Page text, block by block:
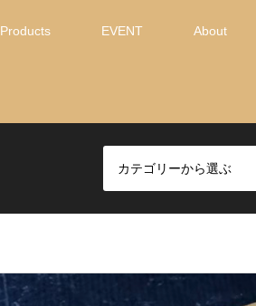
Products EVENT About
カテゴリーから選ぶ